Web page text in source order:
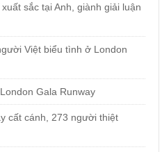
sắc tại Anh, giành giải luận
Việt biểu tình ở London
Gala Runway
cất cánh, 273 người thiệt